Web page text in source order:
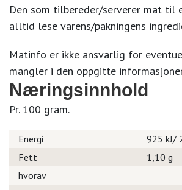
Den som tilbereder/serverer mat til
alltid lese varens/pakningens
Matinfo er ikke ansvarlig for
mangler i den oppgitte
Næringsinnhold
Pr. 100 gram.
Energi
925 kJ/
Fett
1,10 g
hvorav